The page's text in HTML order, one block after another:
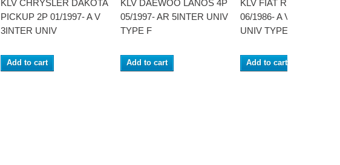
KLV CHRYSLER DAKOTA
PICKUP 2P 01/1997- A V
3INTER UNIV
Add to cart
KLV DAEWOO LANOS 4P
05/1997- AR 5INTER UNIV
TYPE F
Add to cart
KLV FIAT REGATA 4P
06/1986- A V 3INTER
UNIV TYPE C...
Add to cart